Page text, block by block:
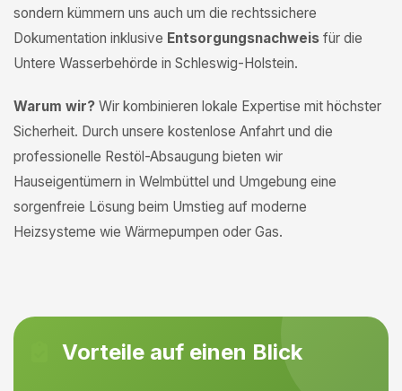
sondern kümmern uns auch um die rechtssichere
Dokumentation inklusive Entsorgungsnachweis für die
Untere Wasserbehörde in Schleswig-Holstein.
Warum wir? Wir kombinieren lokale Expertise mit höchster
Sicherheit. Durch unsere kostenlose Anfahrt und die
professionelle Restöl-Absaugung bieten wir
Hauseigentümern in Welmbüttel und Umgebung eine
sorgenfreie Lösung beim Umstieg auf moderne
Heizsysteme wie Wärmepumpen oder Gas.
Vorteile auf einen Blick